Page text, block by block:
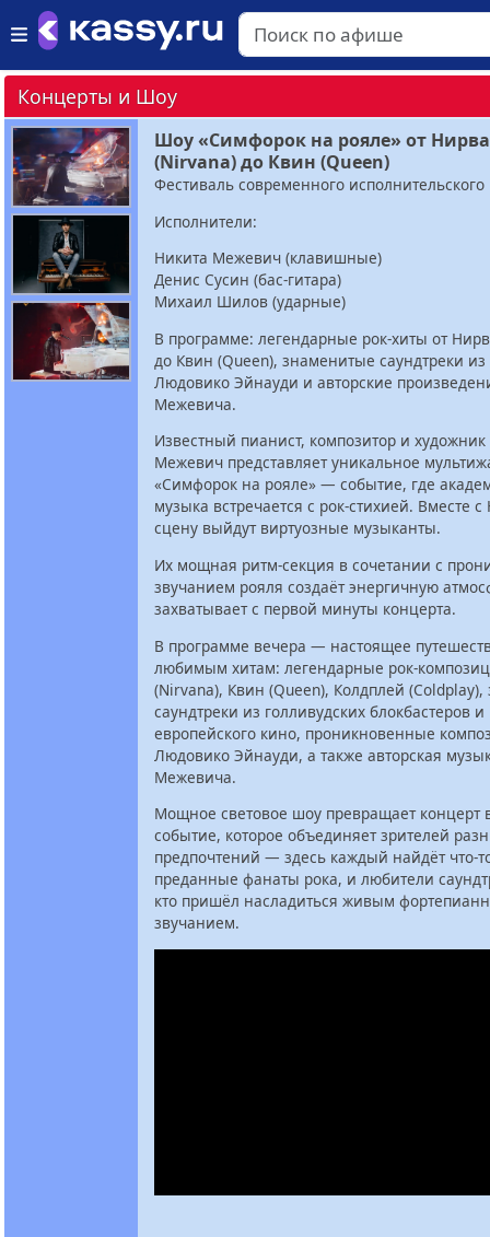
Концерты и Шоу
Шоу «Симфорок на рояле» от
(Nirvana) до Квин (Queen)
Фестиваль современного исполнительского
Исполнители:
Никита Межевич (клавишные)
Денис Сусин (бас-гитара)
Михаил Шилов (ударные)
В программе: легендарные рок-хиты от
до Квин (Queen), знаменитые саундтреки
Людовико Эйнауди и авторские
Межевича.
Известный пианист, композитор и
Межевич представляет уникальное
«Симфорок на рояле» — событие, где
музыка встречается с рок-стихией. Вместе
сцену выйдут виртуозные музыканты.
Их мощная ритм-секция в сочетании с
звучанием рояля создаёт энергичную
захватывает с первой минуты концерта.
В программе вечера — настоящее
любимым хитам: легендарные рок-
(Nirvana), Квин (Queen), Колдплей
саундтреки из голливудских блокбастеров и
европейского кино, проникновенные
Людовико Эйнауди, а также авторская
Межевича.
Мощное световое шоу превращает концерт
событие, которое объединяет зрителей
предпочтений — здесь каждый найдёт что-
преданные фанаты рока, и любители
кто пришёл насладиться живым
звучанием.